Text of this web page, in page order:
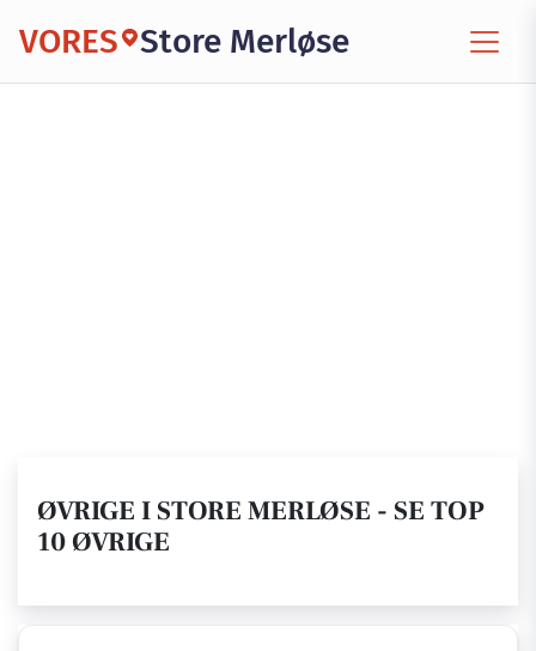
VORES Store Merløse
ØVRIGE I STORE MERLØSE - SE TOP
10 ØVRIGE